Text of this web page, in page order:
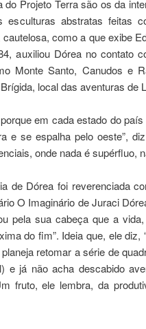
Projeto Terra são os da
abstratas feitas
como a que exibe
auxiliou Dórea no contato
Monte Santo, Canudos e
local das aventuras de
em cada estado do
e se espalha pelo oeste”,
onde nada é supérfluo,
de Dórea foi reverenciada
O Imaginário de Juraci
pela sua cabeça que a
do fim”. Ideia que, ele diz,
retomar a série de
e já não acha descabido
fruto, ele lembra, da